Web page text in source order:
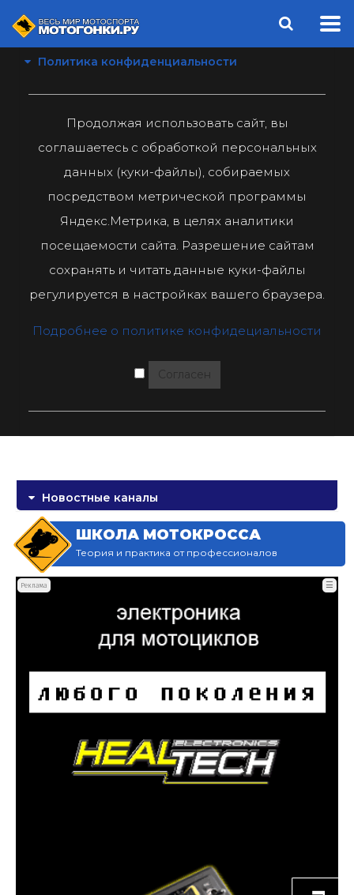
Политика конфиденциальности
Продолжая использовать сайт, вы
соглашаетесь с обработкой персональных
данных (куки-файлы), собираемых
посредством метрической программы
Яндекс.Метрика, в целях аналитики
посещаемости сайта. Разрешение сайтам
сохранять и читать данные куки-файлы
регулируется в настройках вашего браузера.
Подробнее о политике конфидециальности
Согласен
Новостные каналы
ШКОЛА МОТОКРОССА
Теория и практика от профессионалов
Реклама ☰